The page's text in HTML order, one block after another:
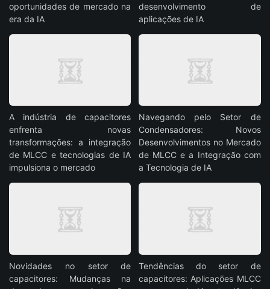
oportunidades de mercado na
era da IA
desenvolvimento de
aplicações de IA
A indústria de capacitores
enfrenta novas
transformações: a integração
de MLCC e tecnologias de IA
impulsiona o mercado
Navegando pelo Setor de
Condensadores: Novos
Desenvolvimentos no Mercado
de MLCC e a Integração com
a Tecnologia de IA
Novidades no setor de
capacitores: Mudanças na
Tendências do setor de
capacitores: Aplicações MLCC